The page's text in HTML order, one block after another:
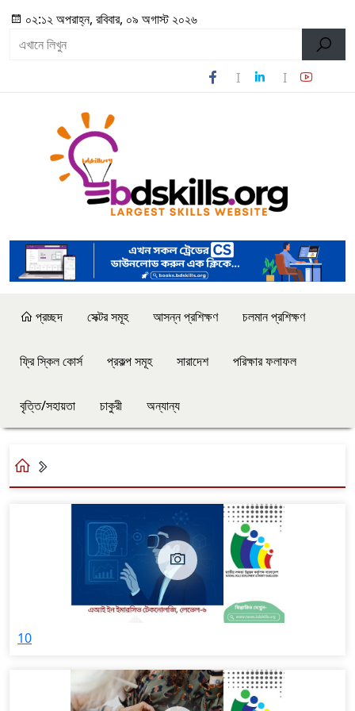
০২:১২ অপরাহ্ন, রবিবার, ০৯ অগাস্ট ২০২৬
প্রচ্ছদ সেক্টর সমূহ আসন্ন প্রশিক্ষণ চলমান প্রশিক্ষণ
ফ্রি স্কিল কোর্স প্রকল্প সমূহ সারাদেশ পরিক্ষার ফলাফল
বৃত্তি/সহায়তা চাকুরী অন্যান্য
10